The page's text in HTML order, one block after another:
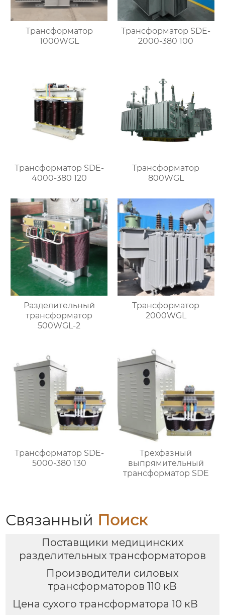
Трансформатор
1000WGL
Трансформатор SDE-
2000-380 100
Трансформатор SDE-
4000-380 120
Трансформатор
800WGL
Разделительный
трансформатор
500WGL-2
Трансформатор
2000WGL
Трансформатор SDE-
5000-380 130
Трехфазный
выпрямительный
трансформатор SDE
Связанный Поиск
Поставщики медицинских
разделительных трансформаторов
Производители силовых
трансформаторов 110 кВ
Цена сухого трансформатора 10 кВ